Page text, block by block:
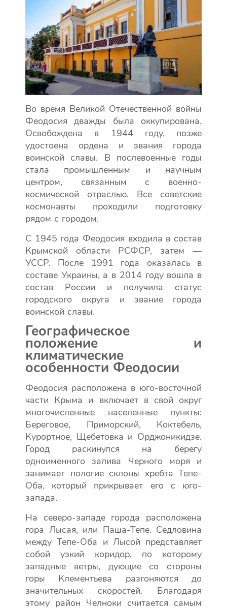
Во время Великой Отечественной войны
Феодосия дважды была оккупирована.
Освобождена в 1944 году, позже
удостоена ордена и звания города
воинской славы. В послевоенные годы
стала промышленным и научным
центром, связанным с военно-
космической отраслью. Все советские
космонавты проходили подготовку
рядом с городом.
С 1945 года Феодосия входила в состав
Крымской области РСФСР, затем —
УССР. После 1991 года оказалась в
составе Украины, а в 2014 году вошла в
состав России и получила статус
городского округа и звание города
воинской славы.
Географическое
положение и
климатические
особенности Феодосии
Феодосия расположена в юго-восточной
части Крыма и включает в свой округ
многочисленные населенные пункты:
Береговое, Приморский, Коктебель,
Курортное, Щебетовка и Орджоникидзе.
Город раскинулся на берегу
одноименного залива Черного моря и
занимает пологие склоны хребта Тепе-
Оба, который прикрывает его с юго-
запада.
На северо-западе города расположена
гора Лысая, или Паша-Тепе. Седловина
между Тепе-Оба и Лысой представляет
собой узкий коридор, по которому
западные ветры, дующие со стороны
горы Клементьева разгоняются до
значительных скоростей. Благодаря
этому район Челноки считается самым